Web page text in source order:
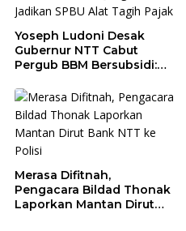
Yoseph Ludoni Desak
Gubernur NTT Cabut
Pergub BBM Bersubsidi:
Tagih Pajak
Merasa Difitnah,
Pengacara Bildad Thonak
Laporkan Mantan Dirut